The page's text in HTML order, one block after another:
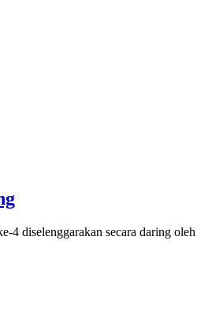
diselenggarakan secara daring